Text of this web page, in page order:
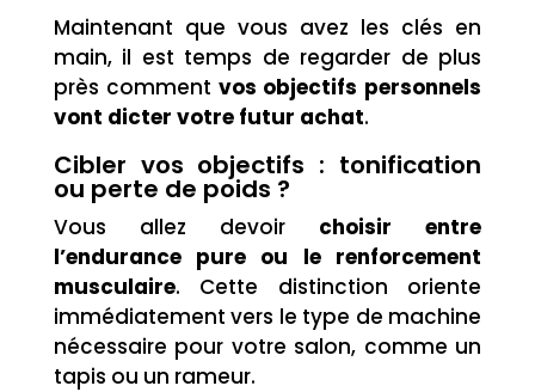
Maintenant que vous avez les clés en
main, il est temps de regarder de plus
près comment vos objectifs personnels
vont dicter votre futur achat.
Cibler vos objectifs : tonification
ou perte de poids ?
Vous allez devoir choisir entre
l’endurance pure ou le renforcement
musculaire. Cette distinction oriente
immédiatement vers le type de machine
nécessaire pour votre salon, comme un
tapis ou un rameur.